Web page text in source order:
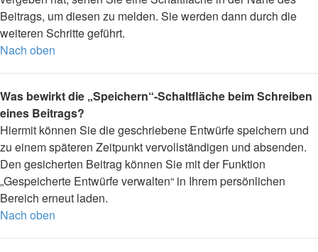
Beitrags, um diesen zu melden. Sie werden dann durch die
weiteren Schritte geführt.
Nach oben
Was bewirkt die „Speichern“-Schaltfläche beim Schreiben
eines Beitrags?
Hiermit können Sie die geschriebene Entwürfe speichern und
zu einem späteren Zeitpunkt vervollständigen und absenden.
Den gesicherten Beitrag können Sie mit der Funktion
„Gespeicherte Entwürfe verwalten“ in Ihrem persönlichen
Bereich erneut laden.
Nach oben